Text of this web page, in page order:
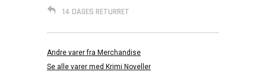
14 DAGES RETURRET
Andre varer fra Merchandise
Se alle varer med Krimi Noveller